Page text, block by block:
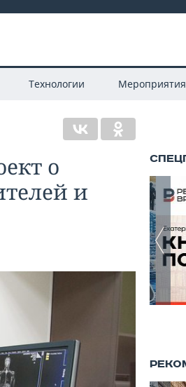
Технологии Мероприятия
о
и